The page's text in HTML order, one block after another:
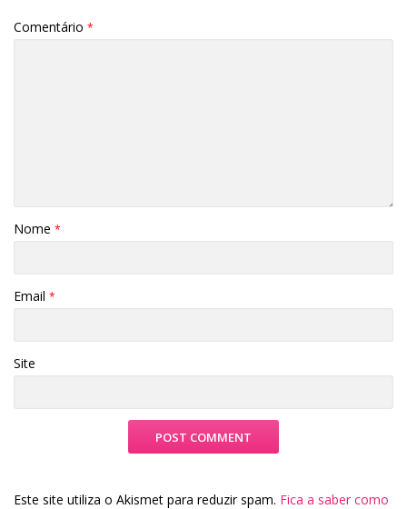
Comentário *
Nome *
Email *
Site
Este site utiliza o Akismet para reduzir spam. Fica a saber como